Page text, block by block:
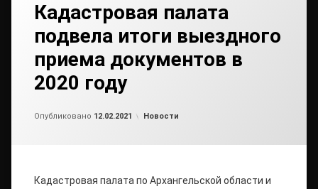
Кадастровая палата
подвела итоги выездного
приема документов в
2020 году
Опубликовано 12.02.2021 Рубрики:
Новости
Кадастровая палата по Архангельской области и